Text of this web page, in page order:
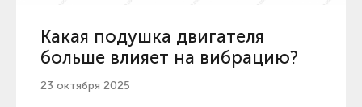
Какая подушка двигателя
больше влияет на вибрацию?
23 октября 2025